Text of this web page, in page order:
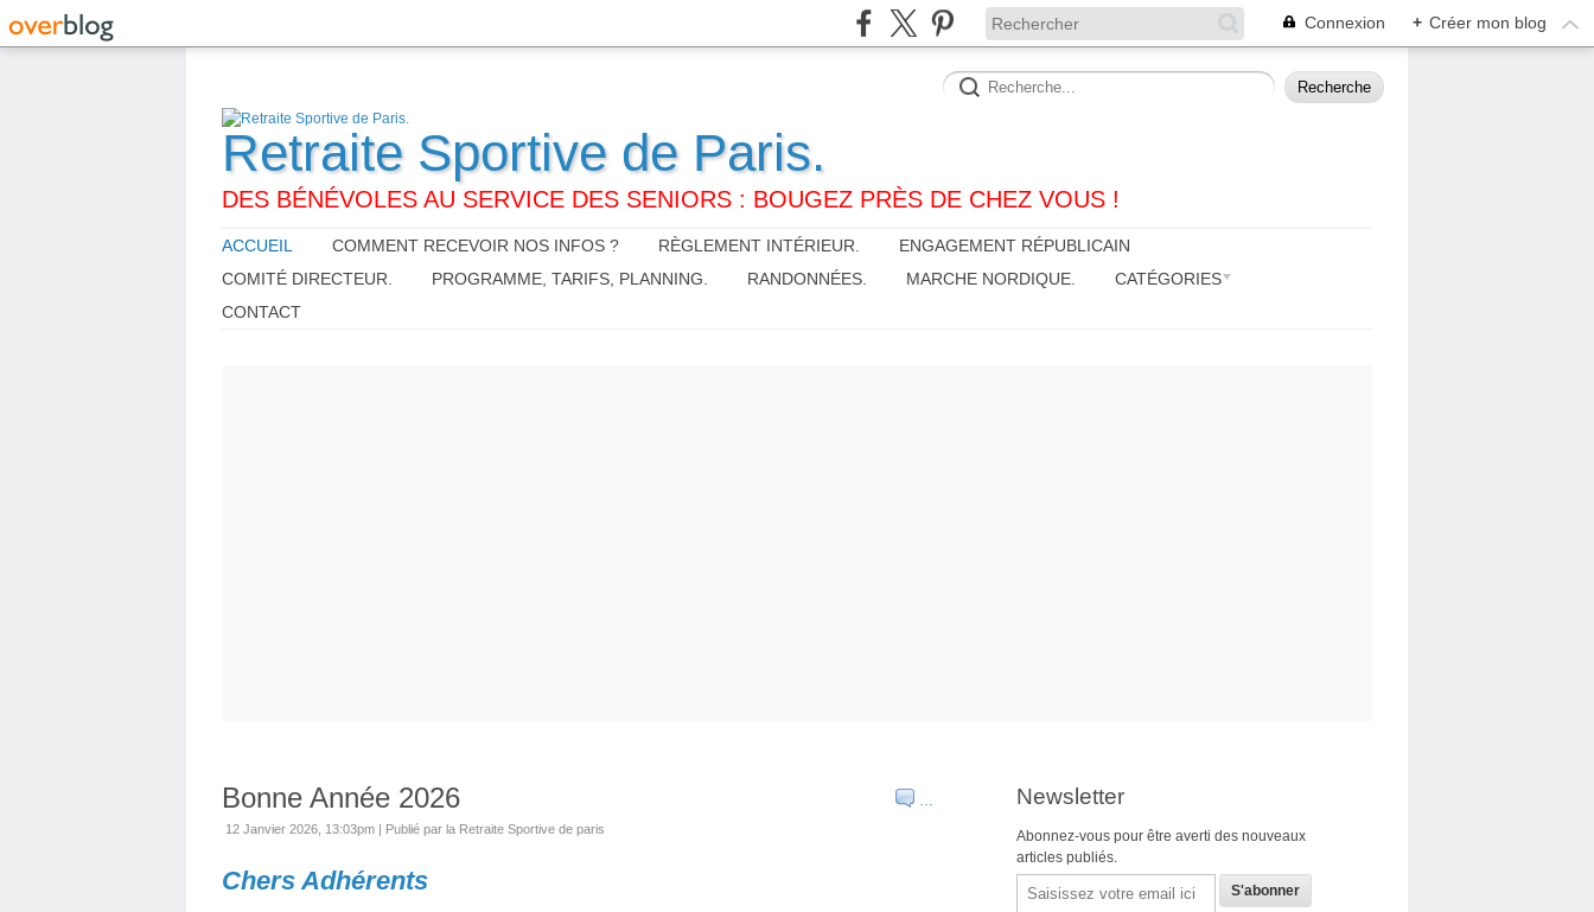
Connexion + Créer mon blog
Retraite Sportive de Paris.
DES BÉNÉVOLES AU SERVICE DES SENIORS : BOUGEZ PRÈS DE CHEZ VOUS !
ACCUEIL COMMENT RECEVOIR NOS INFOS ? RÈGLEMENT INTÉRIEUR.
ENGAGEMENT RÉPUBLICAIN
COMITÉ DIRECTEUR.
PROGRAMME, TARIFS, PLANNING. RANDONNÉES. MARCHE NORDIQUE.
CATÉGORIES
CONTACT
…
Bonne Année 2026
12 Janvier 2026, 13:03pm | Publié par la Retraite Sportive de paris
Chers Adhérents
Newsletter
Abonnez-vous pour être averti des nouveaux
articles publiés.
Email